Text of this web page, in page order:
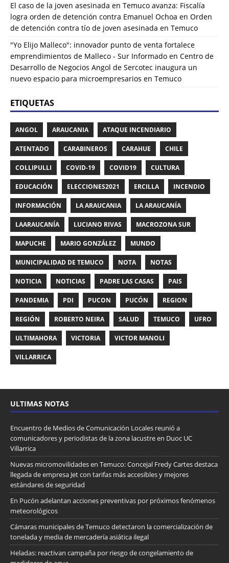
El caso de la joven asesinada en Temuco avanza: Fiscalía
logra orden de detención contra Emanuel Ochoa en Orden
de detención contra tío de joven asesinada en Temuco
"Yo Elijo Malleco": innovador punto de venta fortalece
emprendimientos de Malleco - Sur Informado en Centro de
Desarrollo de Negocios Angol de Sercotec inaugura un
nuevo espacio para microempresarios en Temuco
ETIQUETAS
ANGOL ARAUCANIA ATAQUE INCENDIARIO
ATENTADO CARABINEROS CARAHUE CHILE
COLLIPULLI COVID-19 COVID19 CULTURA
EDUCACIÓN ELECCIONES2021 ERCILLA INCENDIO
INFORMACIÓN LA ARAUCANIA LA ARAUCANÍA
LAARAUCANÍA LUCIANO RIVAS MACROZONA SUR
MAPUCHE MARIO GONZÁLEZ MUNDO
MUNICIPALIDAD DE TEMUCO NOTA NOTAS
NOTICIA NOTICIAS PADRE LAS CASAS PAIS
PANDEMIA PDI PUCON PUCÓN REGION
REGIÓN ROBERTO NEIRA SALUD TEMUCO UFRO
ULTIMAHORA VICTORIA VICTOR MANOLI
VILLARRICA
ULTIMAS NOTAS
Encuentro de Medios de Comunicación Locales reunió a
comunicadores y periodistas de la zona lacustre en Duoc UC
Villarrica
Nuevas micromovilidades en Temuco: Concejal Fredy Cartes destaca
llegada de empresa Jet con tarifas más accesibles y mejores
estándares de seguridad
En Pucón adelantan acciones preventivas por próximos fenómenos
meteorológicos
Cámaras municipales de Temuco detectaron la comercialización de
tonelada y media de mercadería asiática ilegal
Heladas: reactivan campaña por riesgo de congelamiento de